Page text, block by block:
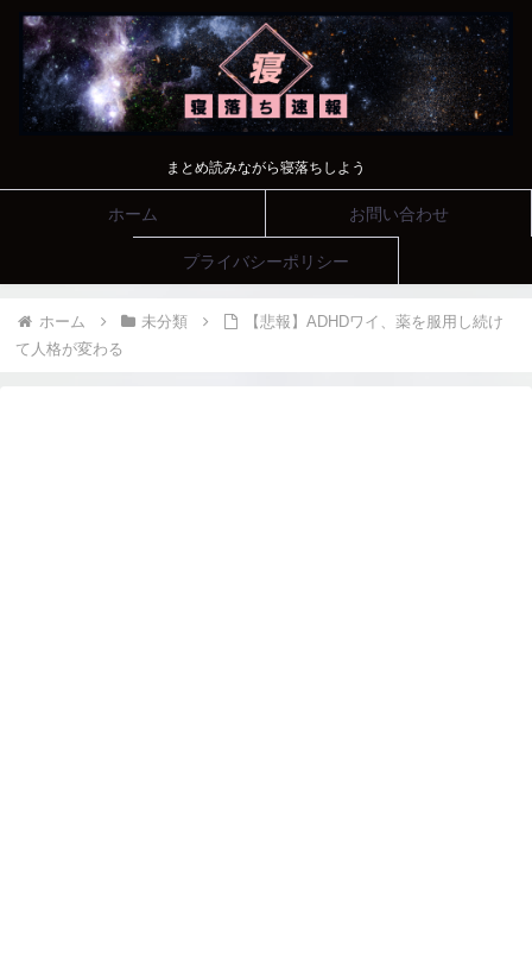
まとめ読みながら寝落ちしよう
ホーム お問い合わせ
プライバシーポリシー
ホーム 未分類
【悲報】ADHDワイ、薬を服用し続け
て人格が変わる